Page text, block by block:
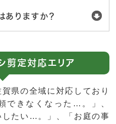
ありますか？
剪定対応エリア
県の全域に対応しており
できなくなった…。」、
したい…。」、「お庭の事